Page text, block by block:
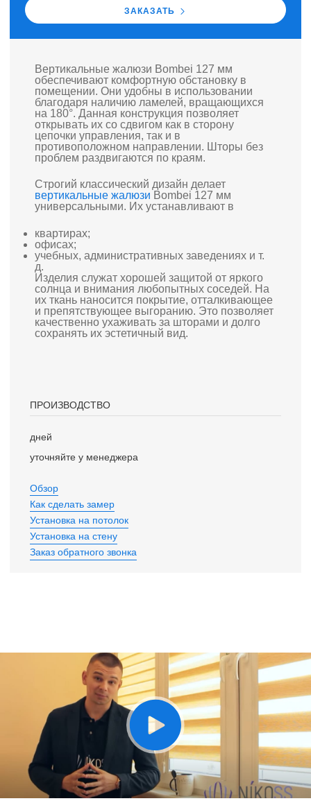
Вертикальные жалюзи Bombei 127 мм
обеспечивают комфортную обстановку в
помещении. Они удобны в использовании
благодаря наличию ламелей, вращающихся
на 180°. Данная конструкция позволяет
открывать их со сдвигом как в сторону
цепочки управления, так и в
противоположном направлении. Шторы без
проблем раздвигаются по краям.
Строгий классический дизайн делает
вертикальные жалюзи Bombei 127 мм
универсальными. Их устанавливают в
квартирах;
офисах;
учебных, административных заведениях и т.
д.
Изделия служат хорошей защитой от яркого
солнца и внимания любопытных соседей. На
их ткань наносится покрытие, отталкивающее
и препятствующее выгоранию. Это позволяет
качественно ухаживать за шторами и долго
сохранять их эстетичный вид.
ПРОИЗВОДСТВО
дней
уточняйте у менеджера
Обзор
Как сделать замер
Установка на потолок
Установка на стену
Заказ обратного звонка
ЗАКАЗАТЬ